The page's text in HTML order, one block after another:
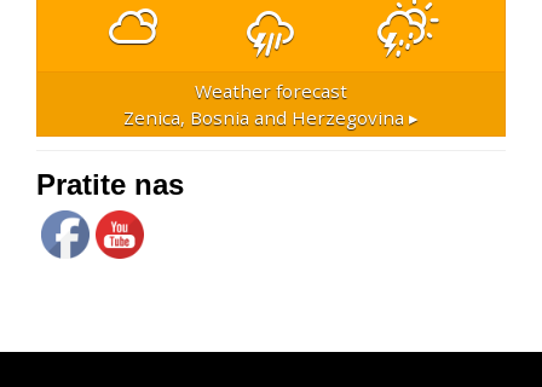
Weather forecast
Zenica, Bosnia and Herzegovina ▸
Pratite nas